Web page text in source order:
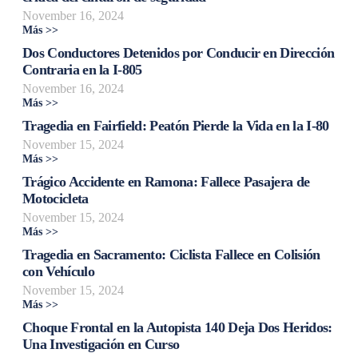
November 16, 2024
Más >>
Dos Conductores Detenidos por Conducir en Dirección
Contraria en la I-805
November 16, 2024
Más >>
Tragedia en Fairfield: Peatón Pierde la Vida en la I-80
November 15, 2024
Más >>
Trágico Accidente en Ramona: Fallece Pasajera de
Motocicleta
November 15, 2024
Más >>
Tragedia en Sacramento: Ciclista Fallece en Colisión
con Vehículo
November 15, 2024
Más >>
Choque Frontal en la Autopista 140 Deja Dos Heridos:
Una Investigación en Curso